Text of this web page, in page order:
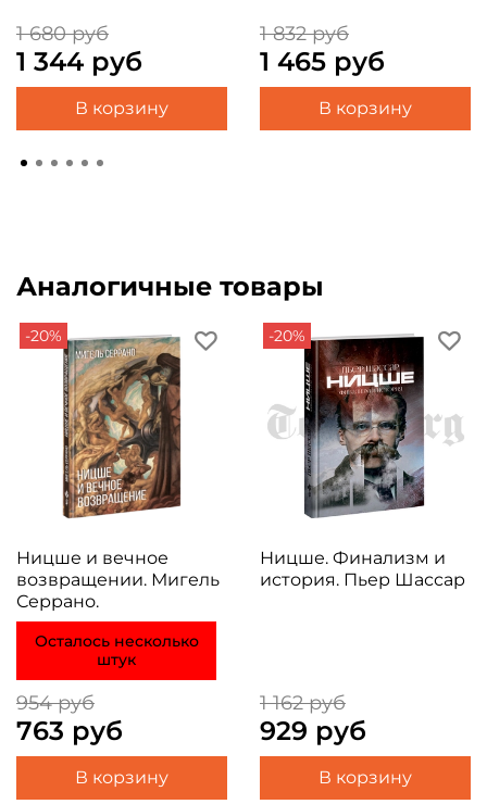
1 680 руб
1 344 руб
В корзину
1 832 руб
1 465 руб
В корзину
Аналогичные товары
-20%
Ницше и вечное
возвращении. Мигель
Серрано.
Осталось несколько
штук
954 руб
763 руб
В корзину
-20%
Ницше. Финализм и
история. Пьер Шассар
1 162 руб
929 руб
В корзину